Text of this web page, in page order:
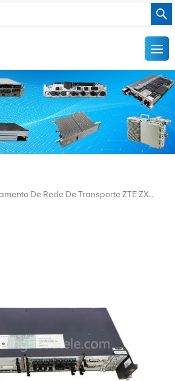
Equipamento De Rede De Transporte ZTE ZXCTN 6150